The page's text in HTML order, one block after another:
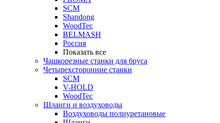
SCM
Shandong
WoodTec
BELMASH
Россия
Показать все
Чашкорезные станки для бруса
Четырехсторонние станки
SCM
V-HOLD
WoodTec
Шланги и воздуховоды
Воздуховоды полиуретановые